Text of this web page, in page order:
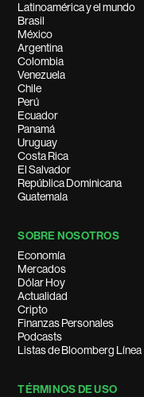
Latinoamérica y el mundo
Brasil
México
Argentina
Colombia
Venezuela
Chile
Perú
Ecuador
Panamá
Uruguay
Costa Rica
El Salvador
República Dominicana
Guatemala
SOBRE NOSOTROS
Economía
Mercados
Dólar Hoy
Actualidad
Cripto
Finanzas Personales
Podcasts
Listas de Bloomberg Línea
TÉRMINOS DE USO